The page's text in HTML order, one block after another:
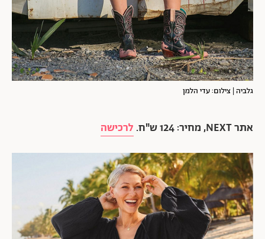
גלביה | צילום: עדי הלמן
אתר NEXT, מחיר: 124 ש"ח. לרכישה